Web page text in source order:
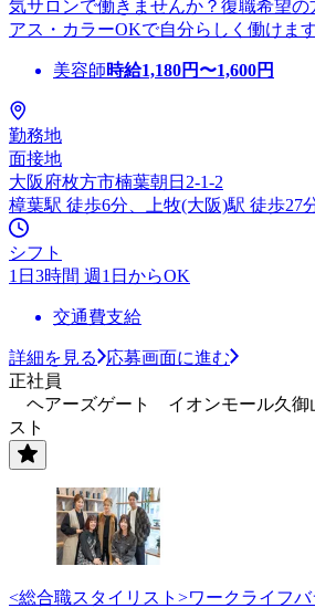
気サロンで働きませんか？復職希望
アス・カラーOKで自分らしく働けま
美容師時給1,180円〜1,600円
勤務地
面接地
大阪府枚方市楠葉朝日2-1-2
樟葉駅 徒歩6分、上牧(大阪)駅 徒歩27
シフト
1日3時間 週1日からOK
交通費支給
詳細を見る
応募画面に進む
正社員
ヘアーズゲート イオンモール久御
スト
<総合職スタイリスト>ワークライフ